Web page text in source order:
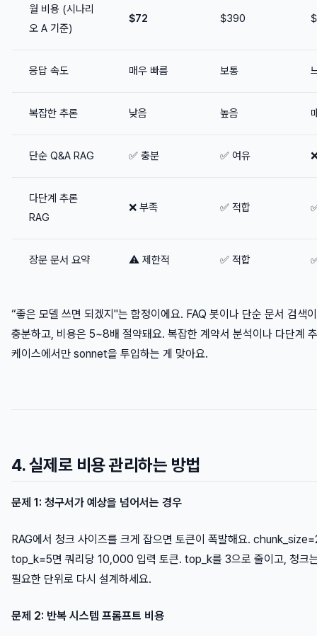
월 비용 (시나리
오 A 기준)
$72 $390
응답 속도 매우 빠름 보통
복잡한 추론 낮음 높음
단순 Q&A RAG ✅ 충분 ✅ 여유
다단계 추론
RAG
❌ 부족 ✅ 적합
장문 문서 요약 ⚠️ 제한적 ✅ 적합
“좋은 모델 쓰면 되겠지"는 함정이에요. FAQ 봇이나 단순 문서 검색
충분하고, 비용은 5~8배 절약돼요. 복잡한 계약서 분석이나 다단계
케이스에서만 sonnet을 투입하는 게 맞아요.
4. 실제로 비용 관리하는 방법
문제 1: 청구서가 예상을 넘어서는 경우
RAG에서 청크 사이즈를 크게 잡으면 토큰이 폭발해요.
top_k=5면 쿼리당 10,000 입력 토큰. top_k를 3으로 줄이고, 청크
필요한 단위로 다시 설계하세요.
문제 2: 반복 시스템 프롬프트 비용